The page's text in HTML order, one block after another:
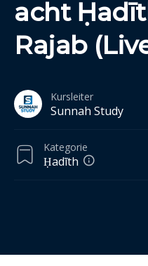
acht
Rajab
Kursleiter
Sunnah Study
Kategorie
Ḥadīth